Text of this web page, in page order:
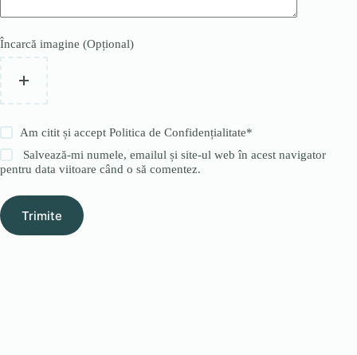
Încarcă imagine (Opțional)
Am citit și acceptPolitica de Confidențialitate*
Salvează-mi numele, emailul și site-ul web în acest navigator
pentru data viitoare când o să comentez.
Trimite